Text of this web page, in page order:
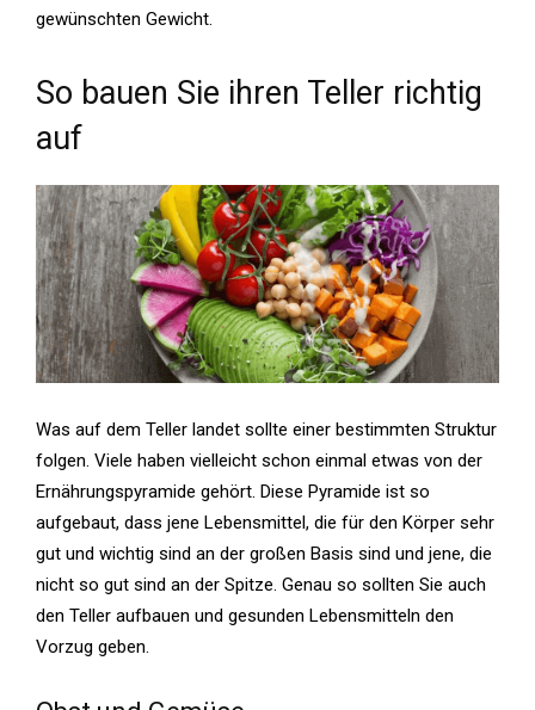
gewünschten Gewicht.
So bauen Sie ihren Teller richtig
auf
Was auf dem Teller landet sollte einer bestimmten Struktur
folgen. Viele haben vielleicht schon einmal etwas von der
Ernährungspyramide gehört. Diese Pyramide ist so
aufgebaut, dass jene Lebensmittel, die für den Körper sehr
gut und wichtig sind an der großen Basis sind und jene, die
nicht so gut sind an der Spitze. Genau so sollten Sie auch
den Teller aufbauen und gesunden Lebensmitteln den
Vorzug geben.